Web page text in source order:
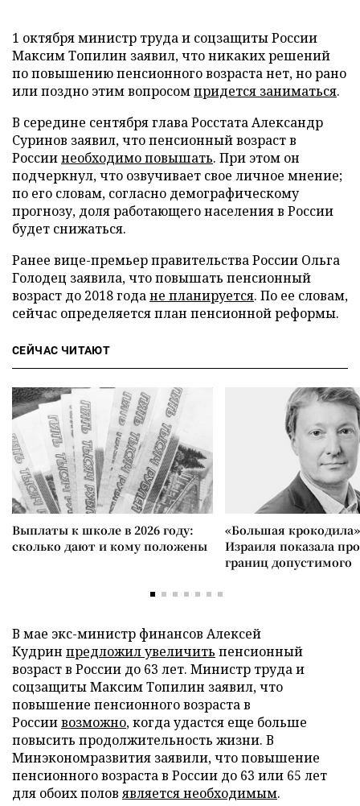
1 октября министр труда и соцзащиты России
Максим Топилин заявил, что никаких решений
по повышению пенсионного возраста нет, но рано
или поздно этим вопросомпридется заниматься.
В середине сентября глава Росстата Александр
Суринов заявил, что пенсионный возраст в
Россиинеобходимо повышать. При этом он
подчеркнул, что озвучивает свое личное мнение;
по его словам, согласно демографическому
прогнозу, доля работающего населения в России
будет снижаться.
Ранее вице-премьер правительства России Ольга
Голодец заявила, что повышать пенсионный
возраст до 2018 годане планируется. По ее словам,
сейчас определяется план пенсионной реформы.
СЕЙЧАС ЧИТАЮТ
Выплаты к школе в 2026 году:
сколько дают и кому положены
«Большая
Израиля показала
границ допустимого
В мае экс-министр финансов Алексей
Кудрин предложил увеличить пенсионный
возраст в России до 63 лет. Министр труда и
соцзащиты Максим Топилин заявил, что
повышение пенсионного возраста в
Россиивозможно, когда удастся еще больше
повысить продолжительность жизни. В
Минэкономразвития заявили, что повышение
пенсионного возраста в России до 63 или 65 лет
для обоих полов является необходимым.